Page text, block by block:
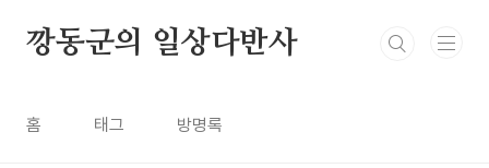
깡동군의 일상다반사
홈 태그 방명록